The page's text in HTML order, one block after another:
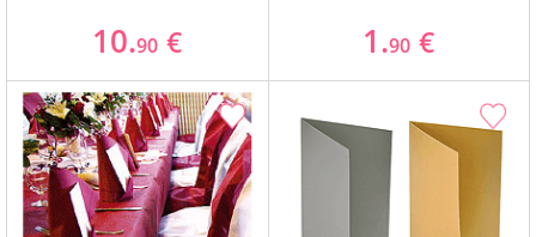
10.90 € 1.90 €